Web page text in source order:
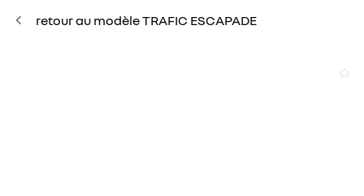
retour au modèle TRAFIC ESCAPADE